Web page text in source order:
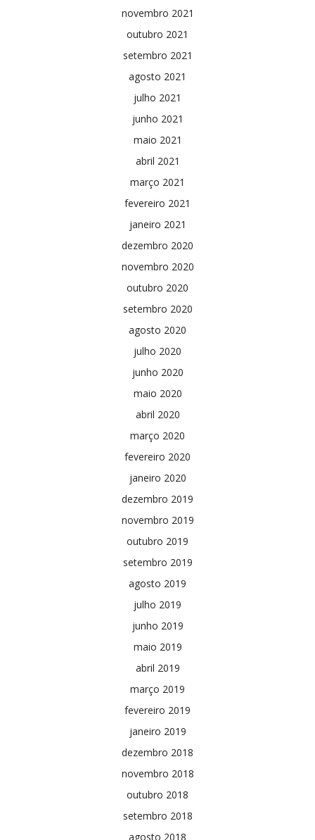
novembro 2021
outubro 2021
setembro 2021
agosto 2021
julho 2021
junho 2021
maio 2021
abril 2021
março 2021
fevereiro 2021
janeiro 2021
dezembro 2020
novembro 2020
outubro 2020
setembro 2020
agosto 2020
julho 2020
junho 2020
maio 2020
abril 2020
março 2020
fevereiro 2020
janeiro 2020
dezembro 2019
novembro 2019
outubro 2019
setembro 2019
agosto 2019
julho 2019
junho 2019
maio 2019
abril 2019
março 2019
fevereiro 2019
janeiro 2019
dezembro 2018
novembro 2018
outubro 2018
setembro 2018
agosto 2018